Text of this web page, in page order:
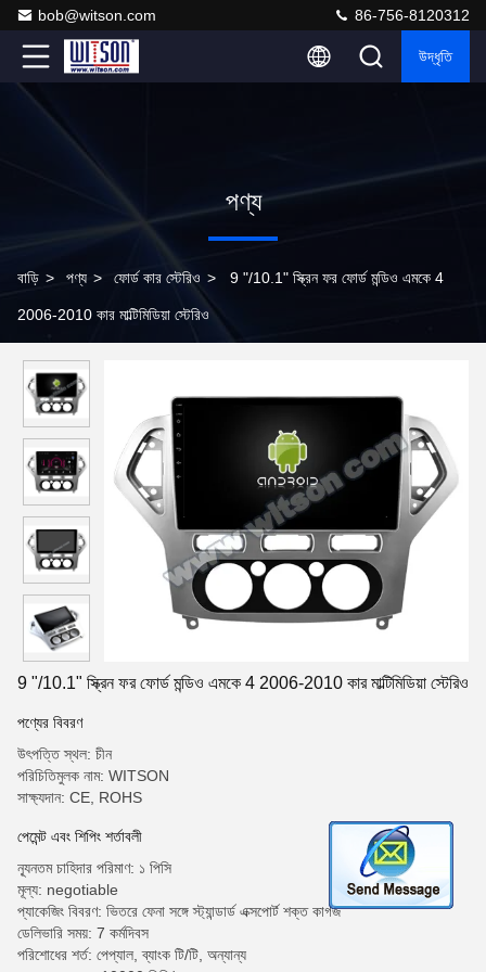
bob@witson.com 86-756-8120312
উদ্ধৃতি
পণ্য
বাড়ি > পণ্য > ফোর্ড কার স্টেরিও > 9 "/10.1" স্ক্রিন ফর ফোর্ড মন্ডিও এমকে 4
2006-2010 কার মাল্টিমিডিয়া স্টেরিও
9 "/10.1" স্ক্রিন ফর ফোর্ড মন্ডিও এমকে 4 2006-2010 কার মাল্টিমিডিয়া স্টেরিও
পণ্যের বিবরণ
উৎপত্তি স্থল: চীন
পরিচিতিমুলক নাম: WITSON
সাক্ষ্যদান: CE, ROHS
পেমেন্ট এবং শিপিং শর্তাবলী
ন্যূনতম চাহিদার পরিমাণ: ১ পিসি
মূল্য: negotiable
প্যাকেজিং বিবরণ: ভিতরে ফেনা সঙ্গে স্ট্যান্ডার্ড এক্সপোর্ট শক্ত কাগজ
ডেলিভারি সময়: 7 কর্মদিবস
পরিশোধের শর্ত: পেপ্যাল, ব্যাংক টি/টি, অন্যান্য